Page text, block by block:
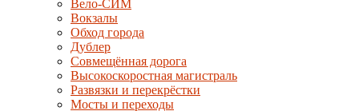
Вело-СИМ
Вокзалы
Обход города
Дублер
Совмещённая дорога
Высокоскоростная магистраль
Развязки и перекрёстки
Мосты и переходы